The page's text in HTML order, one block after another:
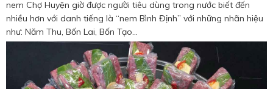
nem Chợ Huyện giờ được người tiêu dùng trong nước biết đến
nhiều hơn với danh tiếng là “nem Bình Định” với những nhãn hiệu
như: Năm Thu, Bốn Lai, Bốn Tạo...